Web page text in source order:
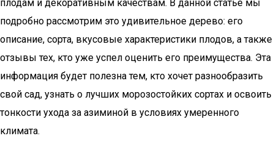
плодам и декоративным качествам. В данной статье мы
подробно рассмотрим это удивительное дерево: его
описание, сорта, вкусовые характеристики плодов, а также
отзывы тех, кто уже успел оценить его преимущества. Эта
информация будет полезна тем, кто хочет разнообразить
свой сад, узнать о лучших морозостойких сортах и освоить
тонкости ухода за азиминой в условиях умеренного
климата.